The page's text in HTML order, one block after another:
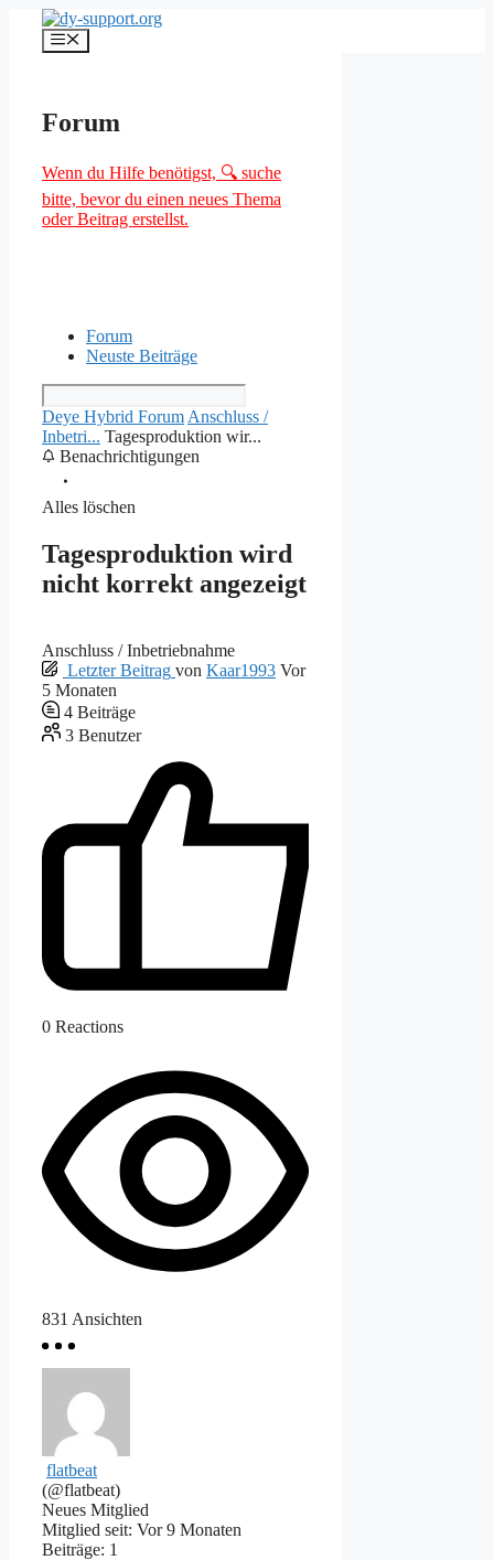
Inhalt
springen
Menü
Forum
Wenn du Hilfe benötigst, 🔍 suche
bitte, bevor du einen neues Thema
oder Beitrag erstellst.
Forum
Neuste Beiträge
Deye Hybrid Forum Anschluss /
Inbetri... Tagesproduktion wir...
Benachrichtigungen
Alles löschen
Tagesproduktion wird
nicht korrekt angezeigt
Anschluss / Inbetriebnahme
Letzter Beitrag von Kaar1993 Vor
5 Monaten
4 Beiträge
3 Benutzer
0 Reactions
831 Ansichten
flatbeat
(@flatbeat)
Neues Mitglied
Mitglied seit: Vor 9 Monaten
Beiträge: 1